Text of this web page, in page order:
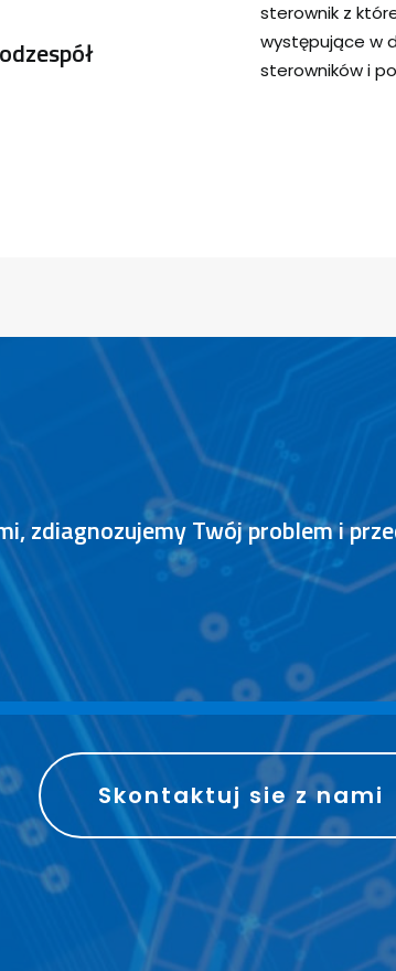
sterownik z
występujące w
sterowników i
zdiagnozujemy Twój problem i
P AWN
Skontaktuj sie z nami